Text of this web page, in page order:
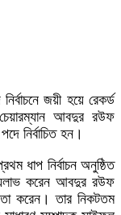
জয়ী হয়ে রেকর্ড
চেয়ারম্যান আবদুর রউফ
নির্বাচিত হন।
ধাপ নির্বাচন অনুষ্ঠিত
করেন আবদুর রউফ
করেন। তার নিকটতম